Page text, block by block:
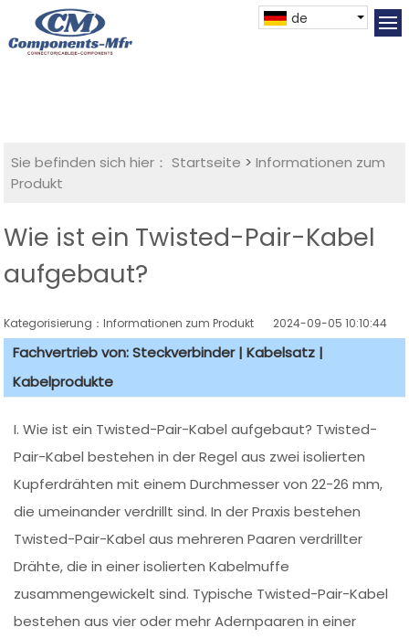
de
Sie befinden sich hier： Startseite >Informationen zum
Produkt
Wie ist ein Twisted-Pair-Kabel
aufgebaut?
Kategorisierung：Informationen zum Produkt 2024-09-05 10:10:44
Fachvertrieb von: Steckverbinder | Kabelsatz |
Kabelprodukte
I. Wie ist ein Twisted-Pair-Kabel aufgebaut? Twisted-
Pair-Kabel bestehen in der Regel aus zwei isolierten
Kupferdrähten mit einem Durchmesser von 22-26 mm,
die umeinander verdrillt sind. In der Praxis bestehen
Twisted-Pair-Kabel aus mehreren Paaren verdrillter
Drähte, die in einer isolierten Kabelmuffe
zusammengewickelt sind. Typische Twisted-Pair-Kabel
bestehen aus vier oder mehr Adernpaaren in einer